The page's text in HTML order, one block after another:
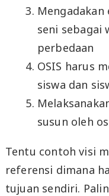
seni sebagai
perbedaan
OSIS harus
siswa dan
susun oleh
Tentu contoh visi
referensi dimana
tujuan sendiri.